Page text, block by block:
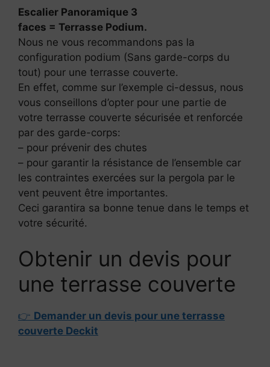
Escalier Panoramique 3
faces = Terrasse Podium.
Nous ne vous recommandons pas la
configuration podium (Sans garde-corps du
tout) pour une terrasse couverte.
En effet, comme sur l’exemple ci-dessus, nous
vous conseillons d’opter pour une partie de
votre terrasse couverte sécurisée et renforcée
par des garde-corps:
– pour prévenir des chutes
– pour garantir la résistance de l’ensemble car
les contraintes exercées sur la pergola par le
vent peuvent être importantes.
Ceci garantira sa bonne tenue dans le temps et
votre sécurité.
Obtenir un devis pour
une terrasse couverte
👉 Demander un devis pour une terrasse
couverte Deckit